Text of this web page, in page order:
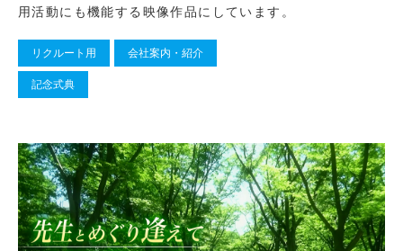
用活動にも機能する映像作品にしています。
リクルート用 会社案内・紹介
記念式典